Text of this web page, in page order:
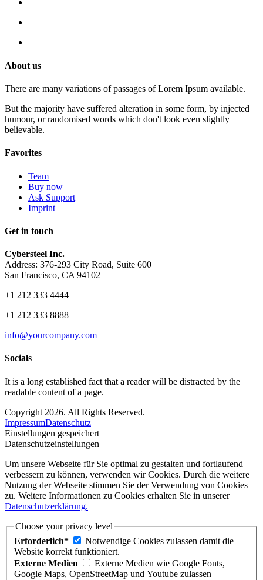
About us
There are many variations of passages of Lorem Ipsum available.
But the majority have suffered alteration in some form, by injected
humour, or randomised words which don't look even slightly
believable.
Favorites
Team
Buy now
Ask Support
Imprint
Get in touch
Cybersteel Inc.
Address: 376-293 City Road, Suite 600
San Francisco, CA 94102
+1 212 333 4444
+1 212 333 8888
info@yourcompany.com
Socials
It is a long established fact that a reader will be distracted by the
readable content of a page.
Copyright 2026. All Rights Reserved.
ImpressumDatenschutz
Einstellungen gespeichert
Datenschutzeinstellungen
Um unsere Webseite für Sie optimal zu gestalten und fortlaufend
verbessern zu können, verwenden wir Cookies. Durch die weitere
Nutzung der Webseite stimmen Sie der Verwendung von Cookies
zu. Weitere Informationen zu Cookies erhalten Sie in unserer
Datenschutzerklärung.
Choose your privacy level
Erforderlich*
Notwendige Cookies zulassen damit die
Website korrekt funktioniert.
Externe Medien
Externe Medien wie Google Fonts,
Google Maps, OpenStreetMap und Youtube zulassen